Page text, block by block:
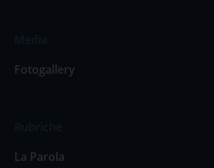
Fotogallery
La Parola